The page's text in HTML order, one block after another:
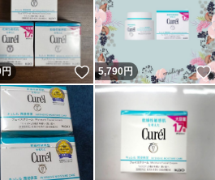
！
円 いいね！
5,790円